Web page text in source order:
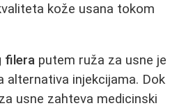
kože usana tokom
filera putem ruža za usne je
alternativa injekcijama. Dok
za usne zahteva medicinski